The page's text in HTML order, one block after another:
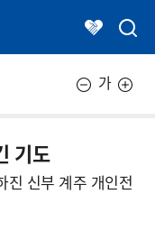
가
기도
진 신부 계주 개인전